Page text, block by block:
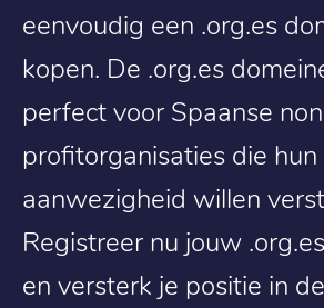
eenvoudig een .org.es
kopen. De .org.es
perfect voor Spaanse
profitorganisaties die hun
aanwezigheid willen
Registreer nu jouw
en versterk je positie in